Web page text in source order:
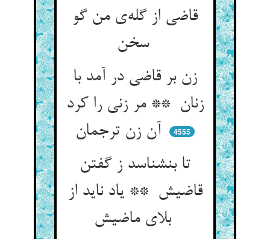
قاضی از گله‌ی من گو
سخن
زن بر قاضی در آمد با
زنان ** مر زنی را کرد
4555
تا بنشناسد ز گفتن
قاضیش ** یاد ناید از
بلای ماضیش